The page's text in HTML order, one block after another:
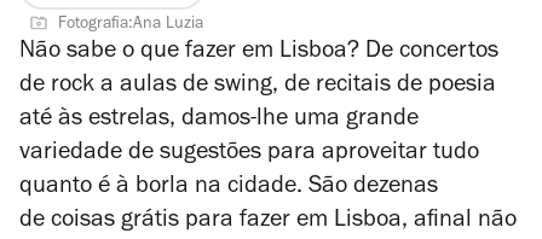
Fotografia:Ana Luzia
Não sabe o que fazer em Lisboa? De concertos
de rock a aulas de swing, de recitais de poesia
até às estrelas, damos-lhe uma grande
variedade de sugestões para aproveitar tudo
quanto é à borla na cidade. São dezenas
de coisas grátis para fazer em Lisboa, afinal não